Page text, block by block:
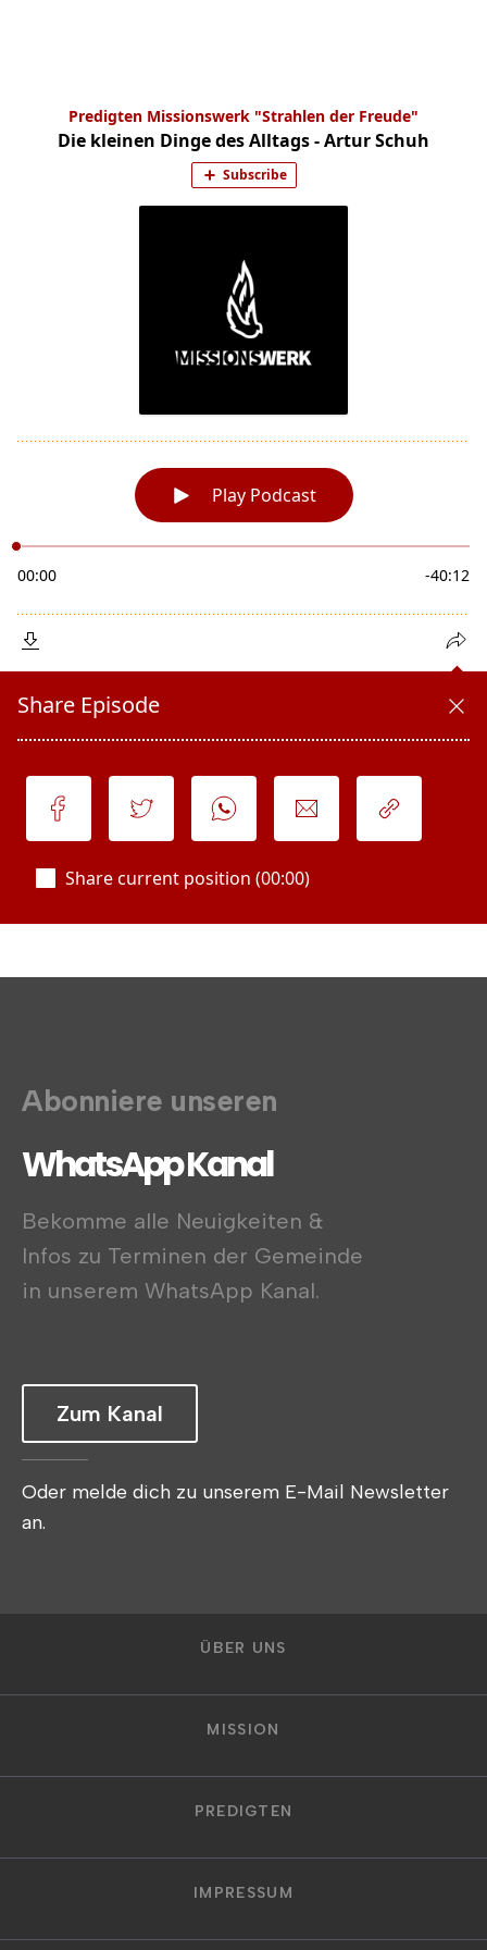
Abonniere unseren
WhatsApp Kanal
Bekomme alle Neuigkeiten &
Infos zu Terminen der Gemeinde
in unserem WhatsApp Kanal.
Zum Kanal
Oder melde dich zu unserem E-Mail Newsletter
an.
ÜBER UNS
MISSION
PREDIGTEN
IMPRESSUM